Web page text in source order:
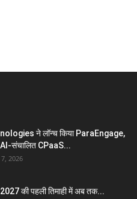
ने लॉन्च किया ParaEngage,
संचालित CPaaS...
2026
2027 की पहली तिमाही में अब तक...